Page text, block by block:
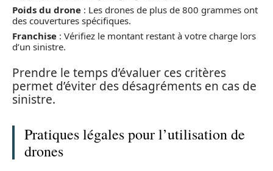
Poids du drone : Les drones de plus de 800 grammes ont
des couvertures spécifiques.
Franchise : Vérifiez le montant restant à votre charge lors
d’un sinistre.
Prendre le temps d’évaluer ces critères
permet d’éviter des désagréments en cas de
sinistre.
Pratiques légales pour l’utilisation de
drones